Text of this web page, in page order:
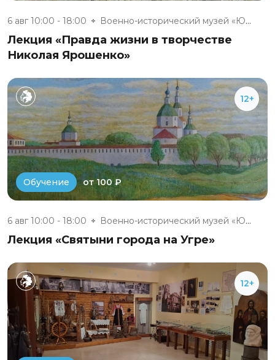
6 авг 10:00 - 18:00 Военно-исторический музей «Юхн...
Лекция «Правда жизни в творчестве
Николая Ярошенко»
12+
Обучение от 100 ₽
6 авг 10:00 - 18:00 Военно-исторический музей «Юхн...
Лекция «Святыни города на Угре»
12+